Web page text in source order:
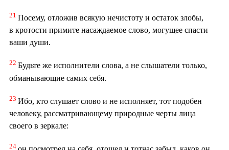
21 Посему, отложив всякую нечистоту и остаток злобы,
в кротости примите насаждаемое слово, могущее спасти
ваши души.
22 Будьте же исполнители слова, а не слышатели только,
обманывающие самих себя.
23 Ибо, кто слушает слово и не исполняет, тот подобен
человеку, рассматривающему природные черты лица
своего в зеркале:
24